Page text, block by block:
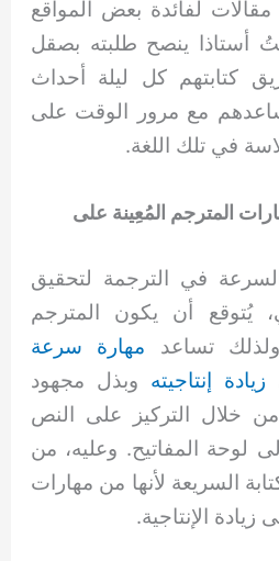
لفائدة بعض المواقع
أستاذا ينصح طلبته بصقل
كتابتهم كل ليلة أحداث
مع مرور الوقت على
في تلك اللغة.
المترجم المُعِينة على
في الترجمة لتحقيق
يُتوقع أن يكون المترجم
تساعد مهارة سرعة
زيادة إنتاجيته وبذل مجهود
خلال التركيز على النص
لوحة المفاتيح. وعليه، من
السريعة لأنها من مهارات
الإنتاجية.